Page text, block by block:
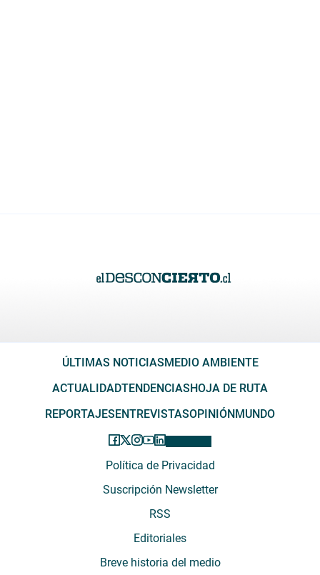
ÚLTIMAS NOTICIASMEDIO AMBIENTE
ACTUALIDADTENDENCIASHOJA DE RUTA
REPORTAJESENTREVISTASOPINIÓNMUNDO
Política de Privacidad
Suscripción Newsletter
RSS
Editoriales
Breve historia del medio